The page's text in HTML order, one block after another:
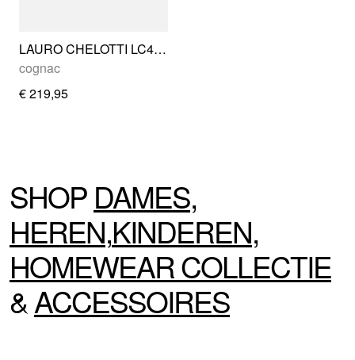
LAURO CHELOTTI LC464 04
cognac
€ 219,95
SHOP DAMES,
HEREN,KINDEREN,
HOMEWEARCOLLECTIE
&ACCESSOIRES